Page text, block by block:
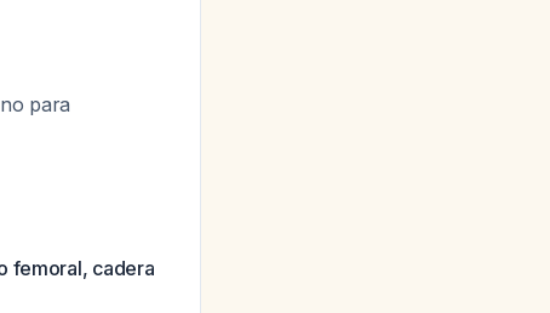
para
femoral, cadera